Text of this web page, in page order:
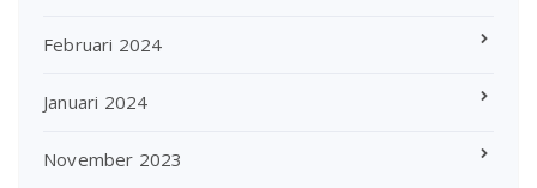
Februari 2024
Januari 2024
November 2023